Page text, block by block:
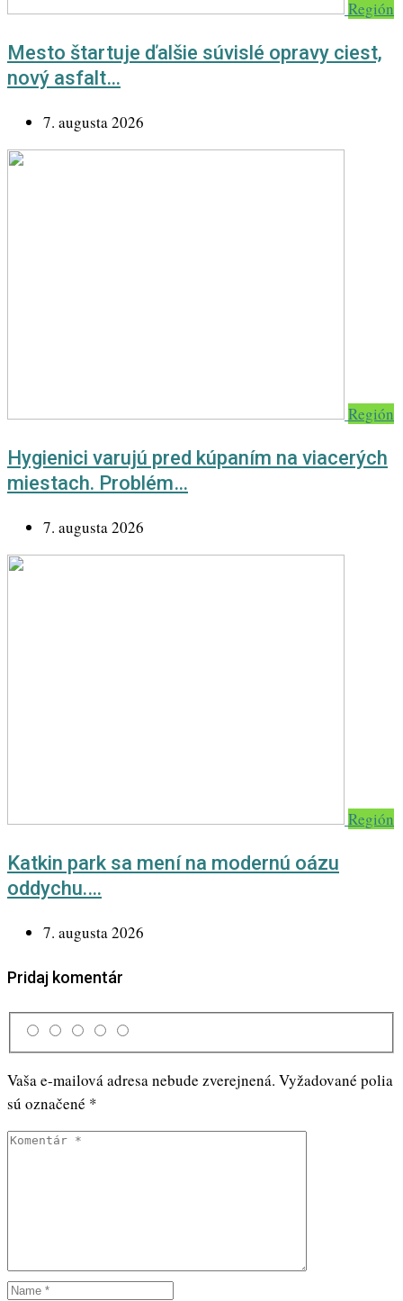
Región
Mesto štartuje ďalšie súvislé opravy ciest,
nový asfalt…
7. augusta 2026
Región
Hygienici varujú pred kúpaním na viacerých
miestach. Problém…
7. augusta 2026
Región
Katkin park sa mení na modernú oázu
oddychu.…
7. augusta 2026
Pridaj komentár
Vaša e-mailová adresa nebude zverejnená. Vyžadované polia
sú označené *